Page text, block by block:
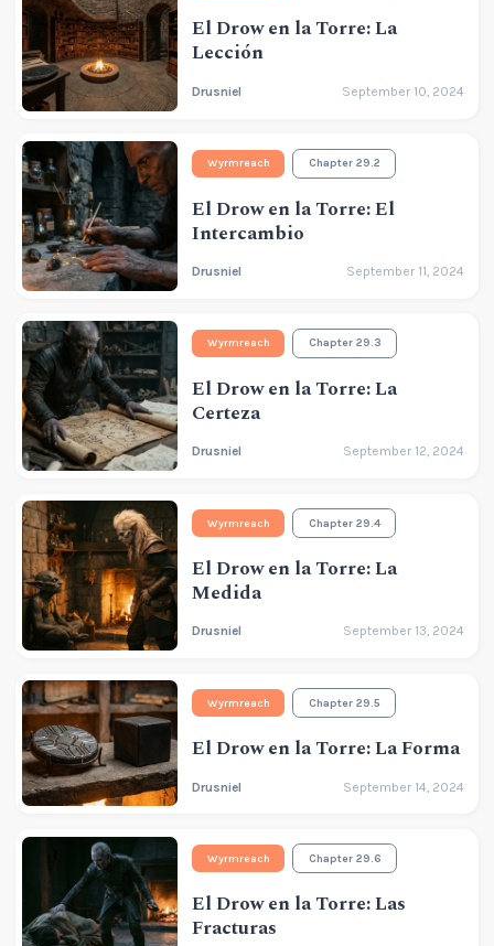
El Drow en la Torre: La
Lección
Drusniel September 10, 2024
Wyrmreach Chapter 29.2
El Drow en la Torre: El
Intercambio
Drusniel September 11, 2024
Wyrmreach Chapter 29.3
El Drow en la Torre: La
Certeza
Drusniel September 12, 2024
Wyrmreach Chapter 29.4
El Drow en la Torre: La
Medida
Drusniel September 13, 2024
Wyrmreach Chapter 29.5
El Drow en la Torre: La Forma
Drusniel September 14, 2024
Wyrmreach Chapter 29.6
El Drow en la Torre: Las
Fracturas